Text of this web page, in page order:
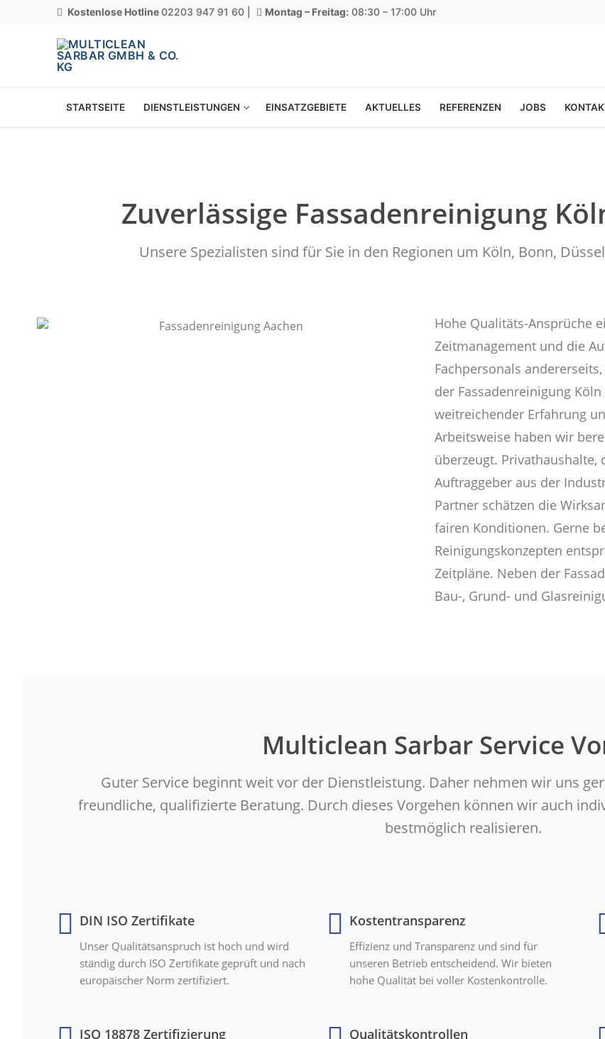
Kostenlose Hotline02203 947 91 60 | Montag – Freitag: 08:30 – 17:00 Uhr
STARTSEITE DIENSTLEISTUNGEN EINSATZGEBIETE AKTUELLES REFERENZEN JOBS
Zuverlässige Fassadenreinigung
Unsere Spezialisten sind für Sie in den Regionen um Köln, Bonn,
Hohe Qualitäts-Ansprüche
Zeitmanagement und die
Fachpersonals
der Fassadenreinigung
weitreichender Erfahrung
Arbeitsweise haben wir
überzeugt.
Auftraggeber aus der
Partner schätzen die
fairen Konditionen. Gerne
Reinigungskonzepten
Zeitpläne. Neben der
Bau-, Grund- und
Multiclean Sarbar Service
Guter Service beginnt weit vor der Dienstleistung. Daher nehmen wir uns
freundliche, qualifizierte Beratung. Durch dieses Vorgehen können wir auch
bestmöglich realisieren.
DIN ISO Zertifikate
Unser Qualitätsanspruch ist hoch und wird
ständig durch ISO Zertifikate geprüft und nach
europäischer Norm zertifiziert.
ISO 18878 Zertifizierung
Kostentransparenz
Effizienz und Transparenz und sind für
unseren Betrieb entscheidend. Wir bieten
hohe Qualität bei voller Kostenkontrolle.
Qualitätskontrollen